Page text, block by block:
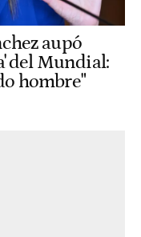
aupó
del Mundial:
hombre"